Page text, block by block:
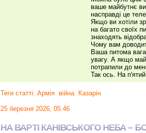
ваше майбутнє
насправді це
Якщо ви хотіли
на багато своїх
знаходять
Чому вам
Ваша питома
увагу. А якщо
потрапили до
Так ось. На
Теги статті: Армія війна Казарін
25 березня 2026, 05:46
НА ВАРТІ КАНІВСЬКОГО НЕБА –